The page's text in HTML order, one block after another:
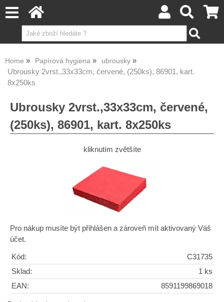
Home Papírová hygiena ubrousky
Ubrousky 2vrst.,33x33cm, červené, (250ks), 86901, kart.
8x250ks
Ubrousky 2vrst.,33x33cm, červené,
(250ks), 86901, kart. 8x250ks
kliknutím zvětšíte
Pro nákup musíte být přihlášen a zároveň mít aktivovaný Váš
účet.
Kód:
C31735
Sklad:
1 ks
EAN:
8591199869018